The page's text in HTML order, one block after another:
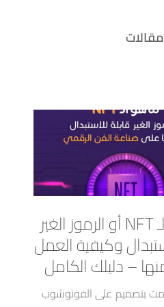
مقالات
ما هو الـ NFT أو الرموز الغير
وكيفية العمل
– دليلك الكامل
بتصميم على الفوتوشوب